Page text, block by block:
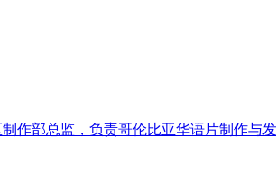
作部总监，负责哥伦比亚华语片制作与